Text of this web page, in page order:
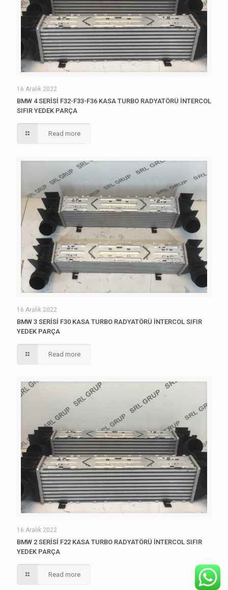
16 Aralık 2022
BMW 4 SERİSİ F32-F33-F36 KASA TURBO RADYATÖRÜ İNTERCOL
SIFIR YEDEK PARÇA
Read more
16 Aralık 2022
BMW 3 SERİSİ F30 KASA TURBO RADYATÖRÜ İNTERCOL SIFIR
YEDEK PARÇA
Read more
16 Aralık 2022
BMW 2 SERİSİ F22 KASA TURBO RADYATÖRÜ İNTERCOL SIFIR
YEDEK PARÇA
Read more